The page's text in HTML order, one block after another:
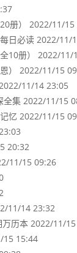
册） 2022/11/
日必读 2022/11/
10册） 2022/11/
） 2022/11/15
11/14 23:05
全集 2022/11/15
忆 2022/11/15
20:32
11/15 09:26
11/14 23:32
历本 2022/11/15
15 15:44